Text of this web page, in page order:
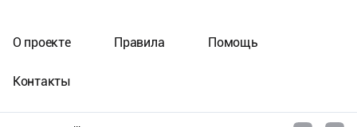
О проекте Правила Помощь
Контакты